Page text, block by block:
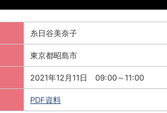
糸日谷美奈子
東京都昭島市
2021年12月11日 09:00～11:00
PDF資料